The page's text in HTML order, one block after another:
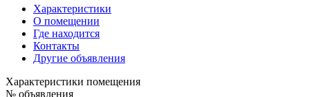
Характеристики
О помещении
Где находится
Контакты
Другие объявления
Характеристики помещения
№ объявления